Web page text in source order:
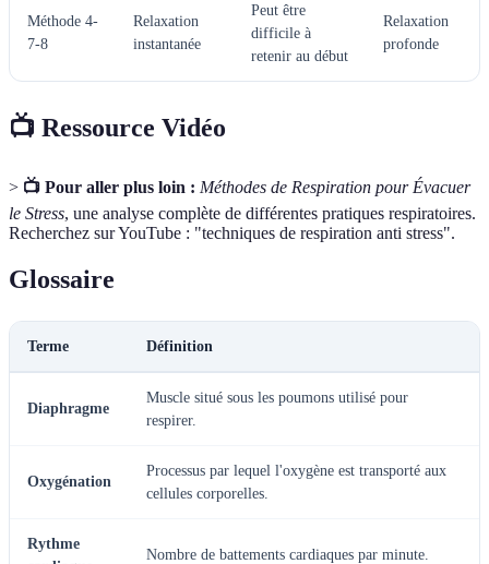
Méthode 4-
7-8
Relaxation
instantanée
Peut être
difficile à
retenir au début
Relaxation
profonde
📺 Ressource Vidéo
> 📺 Pour aller plus loin : Méthodes de Respiration pour Évacuer
le Stress, une analyse complète de différentes pratiques respiratoires.
Recherchez sur YouTube : "techniques de respiration anti stress".
Glossaire
Terme Définition
Diaphragme
Muscle situé sous les poumons utilisé pour
respirer.
Oxygénation
Processus par lequel l'oxygène est transporté aux
cellules corporelles.
Rythme
Nombre de battements cardiaques par minute.